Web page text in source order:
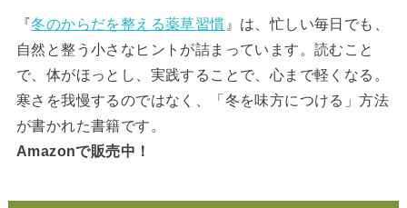
『冬のからだを整える薬草習慣 』は、忙しい毎日でも、
自然と整う小さなヒントが詰まっています。読むこと
で、体がほっとし、実践することで、心まで軽くなる。
寒さを我慢するのではなく、「冬を味方につける」方法
が書かれた書籍です。
Amazonで販売中！